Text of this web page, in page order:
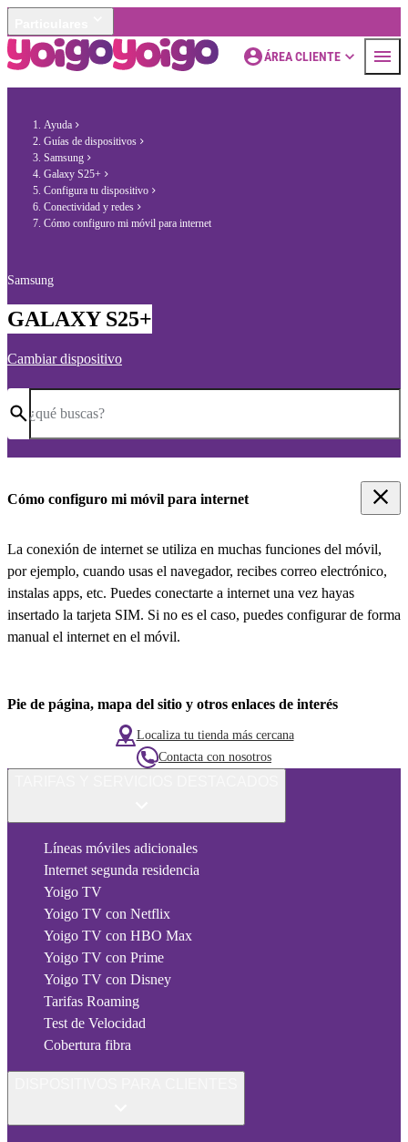
ÁREA CLIENTE
Ayuda
Guías de dispositivos
Samsung
Galaxy S25+
Configura tu dispositivo
Conectividad y redes
Cómo configuro mi móvil para internet
Samsung
GALAXY S25+
Cambiar dispositivo
¿qué buscas?
Cómo configuro mi móvil para internet
La conexión de internet se utiliza en muchas funciones del móvil,
por ejemplo, cuando usas el navegador, recibes correo electrónico,
instalas apps, etc. Puedes conectarte a internet una vez hayas
insertado la tarjeta SIM. Si no es el caso, puedes configurar de forma
manual el internet en el móvil.
Pie de página, mapa del sitio y otros enlaces de interés
Localiza tu tienda más cercana
Contacta con nosotros
Líneas móviles adicionales
Internet segunda residencia
Yoigo TV
Yoigo TV con Netflix
Yoigo TV con HBO Max
Yoigo TV con Prime
Yoigo TV con Disney
Tarifas Roaming
Test de Velocidad
Cobertura fibra